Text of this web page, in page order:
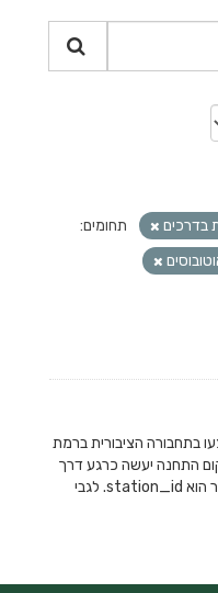
בדרכים
תחומים:
בתחבורה הציבורית ברמת
התחנה יעשה כרגע דרך
טבלת stops ב-GTFS והשדה המקשר הוא station_id. לגבי